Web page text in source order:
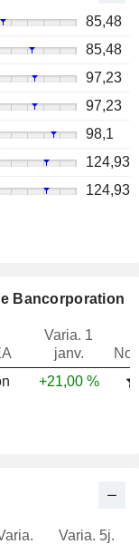
85,48
85,48
97,23
97,23
98,1
124,93
124,93
Bancorporation
Varia. 1
janv.
+21,00 %
Varia. 5j.